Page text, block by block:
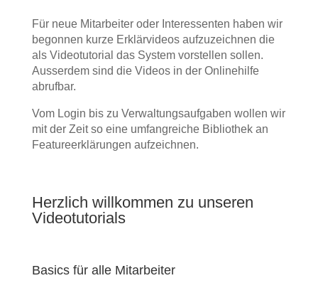
Für neue Mitarbeiter oder Interessenten haben wir
begonnen kurze Erklärvideos aufzuzeichnen die
als Videotutorial das System vorstellen sollen.
Ausserdem sind die Videos in der Onlinehilfe
abrufbar.
Vom Login bis zu Verwaltungsaufgaben wollen wir
mit der Zeit so eine umfangreiche Bibliothek an
Featureerklärungen aufzeichnen.
Herzlich willkommen zu unseren
Videotutorials
Basics für alle Mitarbeiter